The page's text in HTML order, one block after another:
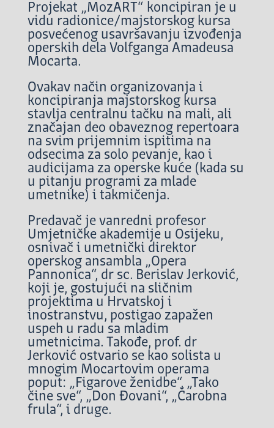
Projekat „MozART“ koncipiran je u
vidu radionice/majstorskog kursa
posvećenog usavršavanju izvođenja
operskih dela Volfganga Amadeusa
Mocarta.
Ovakav način organizovanja i
koncipiranja majstorskog kursa
stavlja centralnu tačku na mali, ali
značajan deo obaveznog repertoara
na svim prijemnim ispitima na
odsecima za solo pevanje, kao i
audicijama za operske kuće (kada su
u pitanju programi za mlade
umetnike) i takmičenja.
Predavač je vanredni profesor
Umjetničke akademije u Osijeku,
osnivač i umetnički direktor
operskog ansambla „Opera
Pannonica“, dr sc. Berislav Jerković,
koji je, gostujući na sličnim
projektima u Hrvatskoj i
inostranstvu, postigao zapažen
uspeh u radu sa mladim
umetnicima. Takođe, prof. dr
Jerković ostvario se kao solista u
mnogim Mocartovim operama
poput: „Figarove ženidbe“, „Tako
čine sve“, „Don Đovani“, „Čarobna
frula“, i druge.